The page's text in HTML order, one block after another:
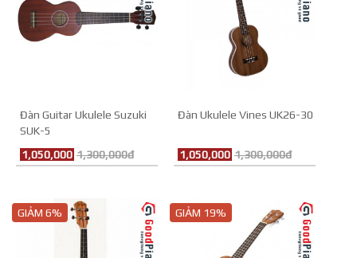
Đàn Guitar Ukulele Suzuki
SUK-5
1,050,000 1,300,000đ
Đàn Ukulele Vines UK26-30
1,050,000 1,300,000đ
GIẢM 6% GIẢM 19%